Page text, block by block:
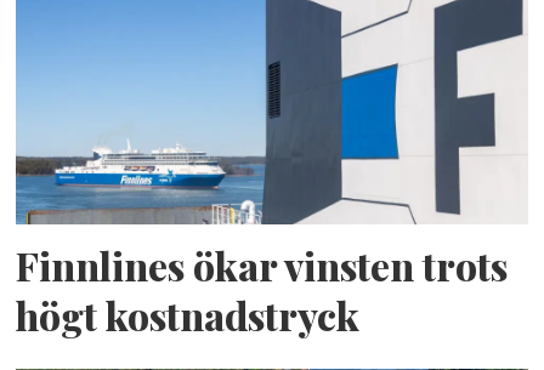
Finnlines ökar vinsten trots
högt kostnadstryck